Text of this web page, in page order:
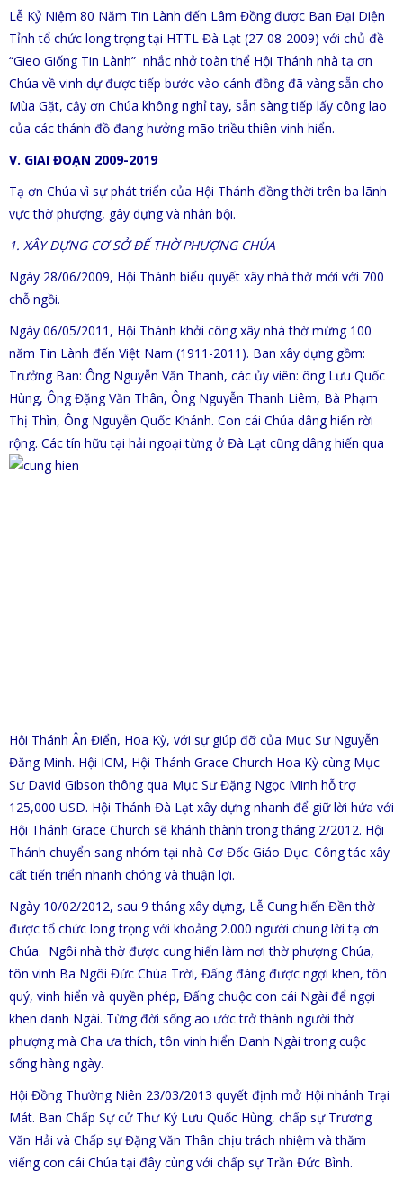
Lễ Kỷ Niệm 80 Năm Tin Lành đến Lâm Đồng được Ban Đại Diện
Tỉnh tổ chức long trọng tại HTTL Đà Lạt (27-08-2009) với chủ đề
“Gieo Giống Tin Lành” nhắc nhở toàn thể Hội Thánh nhà tạ ơn
Chúa về vinh dự được tiếp bước vào cánh đồng đã vàng sẵn cho
Mùa Gặt, cậy ơn Chúa không nghỉ tay, sẵn sàng tiếp lấy công lao
của các thánh đồ đang hưởng mão triều thiên vinh hiển.
V. GIAI ĐOẠN 2009-2019
Tạ ơn Chúa vì sự phát triển của Hội Thánh đồng thời trên ba lãnh
vực thờ phượng, gây dựng và nhân bội.
1. XÂY DỰNG CƠ SỞ ĐỂ THỜ PHƯỢNG CHÚA
Ngày 28/06/2009, Hội Thánh biểu quyết xây nhà thờ mới với 700
chỗ ngồi.
Ngày 06/05/2011, Hội Thánh khởi công xây nhà thờ mừng 100
năm Tin Lành đến Việt Nam (1911-2011). Ban xây dựng gồm:
Trưởng Ban: Ông Nguyễn Văn Thanh, các ủy viên: ông Lưu Quốc
Hùng, Ông Đặng Văn Thân, Ông Nguyễn Thanh Liêm, Bà Phạm
Thị Thìn, Ông Nguyễn Quốc Khánh. Con cái Chúa dâng hiến rời
rộng. Các tín hữu tại hải ngoại từng ở Đà Lạt cũng dânghiến qua
Hội Thánh Ân Điển, Hoa Kỳ, với sự giúp đỡ của Mục Sư Nguyễn
Đăng Minh. Hội ICM, Hội Thánh Grace Church Hoa Kỳ cùng Mục
Sư David Gibson thông qua Mục Sư Đặng Ngọc Minh hỗ trợ
125,000 USD. Hội Thánh Đà Lạt xây dựng nhanh để giữ lời hứa với
Hội Thánh Grace Church sẽ khánh thành trong tháng 2/2012. Hội
Thánh chuyển sang nhóm tại nhà Cơ Đốc Giáo Dục. Công tác xây
cất tiến triển nhanh chóng và thuận lợi.
Ngày 10/02/2012, sau 9 tháng xây dựng, Lễ Cung hiến Đền thờ
được tổ chức long trọng với khoảng 2.000 người chung lời tạ ơn
Chúa. Ngôi nhà thờ được cung hiến làm nơi thờ phượng Chúa,
tôn vinh Ba Ngôi Đức Chúa Trời, Đấng đáng được ngợi khen, tôn
quý, vinh hiển và quyền phép, Đấng chuộc con cái Ngài để ngợi
khen danh Ngài. Từng đời sống ao ước trở thành người thờ
phượng mà Cha ưa thích, tôn vinh hiển Danh Ngài trong cuộc
sống hàng ngày.
Hội Đồng Thường Niên 23/03/2013 quyết định mở Hội nhánh Trại
Mát. Ban Chấp Sự cử Thư Ký Lưu Quốc Hùng, chấp sự Trương
Văn Hải và Chấp sự Đặng Văn Thân chịu trách nhiệm và thăm
viếng con cái Chúa tại đây cùng với chấp sự Trần Đức Bình.